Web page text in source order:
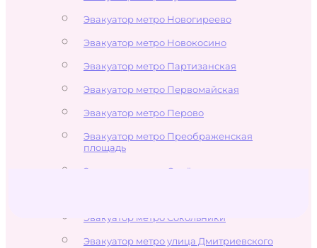
Эвакуатор метро Новогиреево
Эвакуатор метро Новокосино
Эвакуатор метро Партизанская
Эвакуатор метро Первомайская
Эвакуатор метро Перово
Эвакуатор метро Преображенская
площадь
Эвакуатор метро Семёновская
Эвакуатор метро Сокольники
Эвакуатор метро улица Дмитриевского